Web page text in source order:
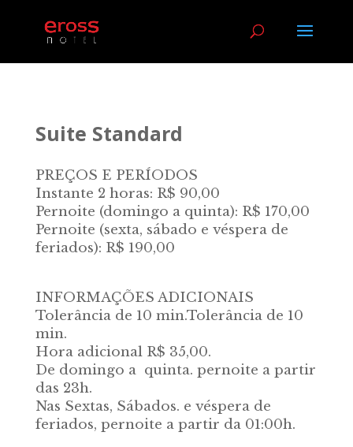
Suite Standard
PREÇOS E PERÍODOS
Instante 2 horas: R$ 90,00
Pernoite (domingo a quinta): R$ 170,00
Pernoite (sexta, sábado e véspera de
feriados): R$ 190,00
INFORMAÇÕES ADICIONAIS
Tolerância de 10 min.Tolerância de 10
min.
Hora adicional R$ 35,00.
De domingo a quinta. pernoite a partir
das 23h.
Nas Sextas, Sábados. e véspera de
feriados, pernoite a partir da 01:00h.